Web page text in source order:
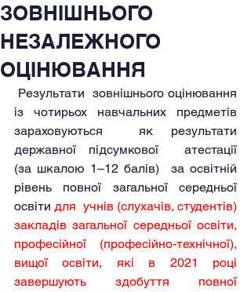
ЗОВНІШНЬОГО
НЕЗАЛЕЖНОГО
ОЦІНЮВАННЯ
із чотирьох навчальних предметів
зараховуються  як результати
державної підсумкової  атестації
(за шкалою 1–12 балів)  за освітній
рівень повної загальної середньої
освіти для  учнів (слухачів, студентів)
закладів загальної середньої освіти,
професійної (професійно-технічної),
вищої освіти, які в 2021 році
завершують здобуття повної